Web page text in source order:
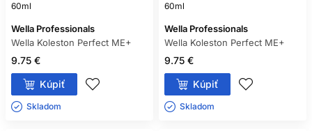
60ml
Wella Professionals
Wella Koleston Perfect ME+
9.75 €
Kúpiť
Skladom ㅤ
60ml
Wella Professionals
Wella Koleston Perfect ME+
9.75 €
Kúpiť
Skladom ㅤ